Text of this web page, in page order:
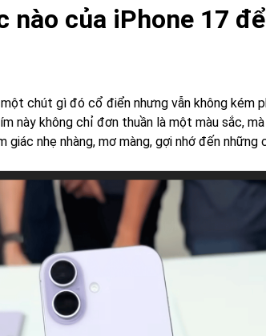
nào của iPhone 17
chút gì đó cổ điển nhưng vẫn không kém
này không chỉ đơn thuần là một màu sắc,
giác nhẹ nhàng, mơ màng, gợi nhớ đến những